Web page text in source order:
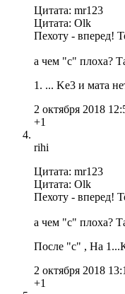
Цитата: mr123
Цитата: Olk
Пехоту - вперед!
а чем "с" плоха?
1. ... Ke3 и мата
2 октября 2018
+1
rihi
Цитата: mr123
Цитата: Olk
Пехоту - вперед!
а чем "с" плоха?
После "с" , На
2 октября 2018
+1